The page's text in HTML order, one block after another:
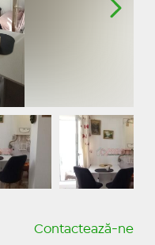
Contactează-ne